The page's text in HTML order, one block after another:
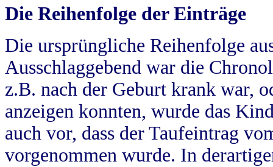
Die Reihenfolge der Einträge
Die ursprüngliche Reihenfolge
Ausschlaggebend war die
z.B. nach der Geburt krank war,
anzeigen konnten, wurde das
auch vor, dass der Taufeintrag
vorgenommen wurde. In